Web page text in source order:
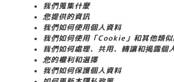
我們蒐集什麼
您提供的資訊
我們如何使用個人資料
我們如何使用「Cookie」和其他類
我們如何處理、共用、轉讓和揭露個
您的權利和選擇
我們如何保護個人資料